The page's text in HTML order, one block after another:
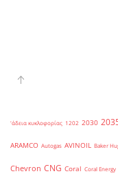
'άδεια κυκλοφορίας 1202 2030
ARAMCO Autogas AVINOIL Baker
Chevron CNG Coral Coral Energy